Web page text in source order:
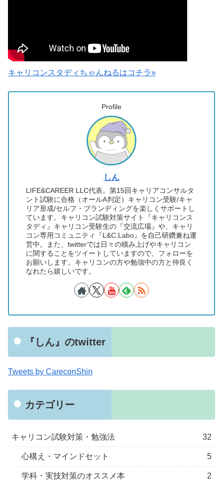
キャリコンスタディちゃんねるはコチラ»
Profile
しん
LIFE&CAREER LLC代表。第15回キャリアコンサルタ
ント試験に合格（オールA判定）キャリコン受験/キャ
リア形成/セルフ・ブランディングを楽しくサポートし
ています。キャリコン試験対策サイト『キャリコンス
タディ』キャリコン受験生の『交流広場』や、キャリ
コン専用コミュニティ『L&C.Labo』を自己研鑽兼ね運
営中。また、twitterでは日々の積み上げやキャリコン
に関することをツイートしていますので、フォローを
お願いします。キャリコンの方や勉強中の方と仲良く
なれたら嬉しいです。
『しん』のtwitter
Tweets by CareconShin
カテゴリー
キャリコン試験対策・勉強法 32
心構え・マインドセット 5
学科・実技対策のオススメ本 2